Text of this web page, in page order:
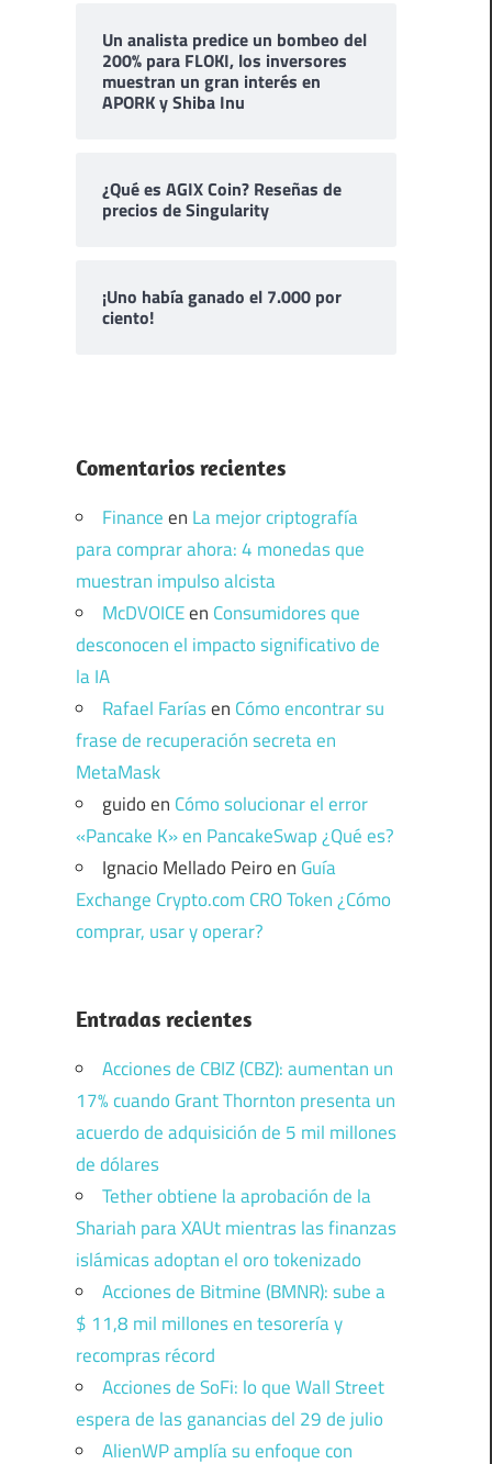
Un analista predice un bombeo del
200% para FLOKI, los inversores
muestran un gran interés en
APORK y Shiba Inu
¿Qué es AGIX Coin? Reseñas de
precios de Singularity
¡Uno había ganado el 7.000 por
ciento!
Comentarios recientes
Financeen La mejor criptografía
para comprar ahora: 4 monedas que
muestran impulso alcista
McDVOICEen Consumidores que
desconocen el impacto significativo de
la IA
Rafael Faríasen Cómo encontrar su
frase de recuperación secreta en
MetaMask
guidoen Cómo solucionar el error
«Pancake K» en PancakeSwap ¿Qué es?
Ignacio Mellado Peiroen Guía
Exchange Crypto.com CRO Token ¿Cómo
comprar, usar y operar?
Entradas recientes
Acciones de CBIZ (CBZ): aumentan un
17% cuando Grant Thornton presenta un
acuerdo de adquisición de 5 mil millones
de dólares
Tether obtiene la aprobación de la
Shariah para XAUt mientras las finanzas
islámicas adoptan el oro tokenizado
Acciones de Bitmine (BMNR): sube a
$ 11,8 mil millones en tesorería y
recompras récord
Acciones de SoFi: lo que Wall Street
espera de las ganancias del 29 de julio
AlienWP amplía su enfoque con